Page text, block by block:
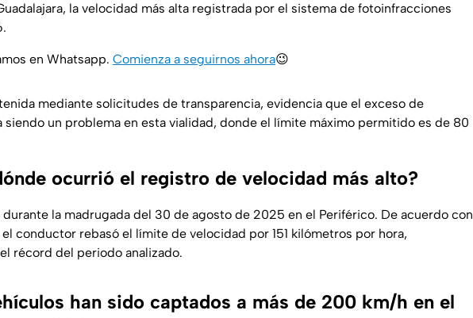
la velocidad más alta registrada por el sistema de fotoinfracciones
en Whatsapp. Comienza a seguirnos ahora😉
mediante solicitudes de transparencia, evidencia que el exceso de
siendo un problema en esta vialidad, donde el límite máximo permitido es de 80
ocurrió el registro de velocidad más alto?
la madrugada del 30 de agosto de 2025 en el Periférico. De acuerdo con
conductor rebasó el límite de velocidad por 151 kilómetros por hora,
récord del periodo analizado.
han sido captados a más de 200 km/h en el